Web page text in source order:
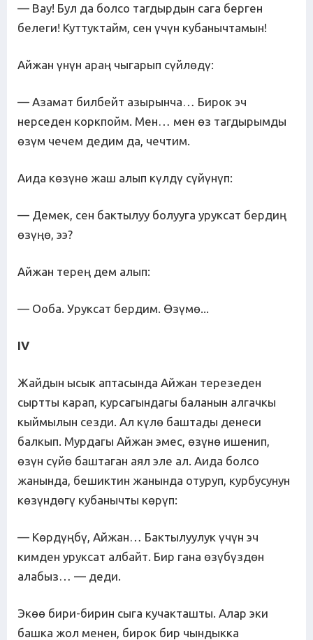
— Вау! Бул да болсо тагдырдын сага берген
белеги! Куттуктайм, сен үчүн кубанычтамын!
Айжан үнүн араң чыгарып сүйлөдү:
— Азамат билбейт азырынча… Бирок эч
нерседен коркпойм. Мен… мен өз тагдырымды
өзүм чечем дедим да, чечтим.
Аида көзүнө жаш алып күлдү сүйүнүп:
— Демек, сен бактылуу болууга уруксат бердиң
өзүңө, ээ?
Айжан терең дем алып:
— Ооба. Уруксат бердим. Өзүмө...
IV
Жайдын ысык аптасында Айжан терезеден
сыртты карап, курсагындагы баланын алгачкы
кыймылын сезди. Ал күлө баштады денеси
балкып. Мурдагы Айжан эмес, өзүнө ишенип,
өзүн сүйө баштаган аял эле ал. Аида болсо
жанында, бешиктин жанында отуруп, курбусунун
көзүндөгү кубанычты көрүп:
— Көрдүңбү, Айжан… Бактылуулук үчүн эч
кимден уруксат албайт. Бир гана өзүбүздөн
алабыз… — деди.
Экөө бири-бирин сыга кучакташты. Алар эки
башка жол менен, бирок бир чындыкка